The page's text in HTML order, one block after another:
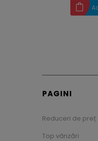
PAGINI
Reduceri de preț
Top vânzări